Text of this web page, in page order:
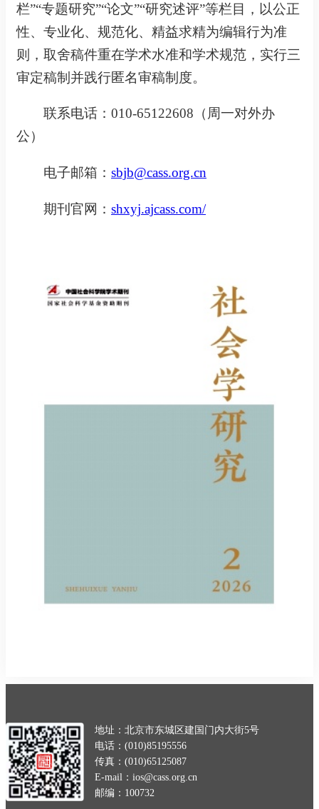
栏”“专题研究”“论文”“研究述评”等栏目， 以公正
性、专业化、规范化、精益求精为编辑行为准
则，取舍稿件重在学术水准和学术规范，实行三
审定稿制并践行匿名审稿制度。
联系电话： 010-65122608 （周一对外办
公）
电子邮箱： sbjb@cass.org.cn
期刊官网： shxyj.ajcass.com/
地址：北京市东城区建国门内大街5号
电话：(010)85195556
传真：(010)65125087
E-mail：ios@cass.org.cn
邮编：100732